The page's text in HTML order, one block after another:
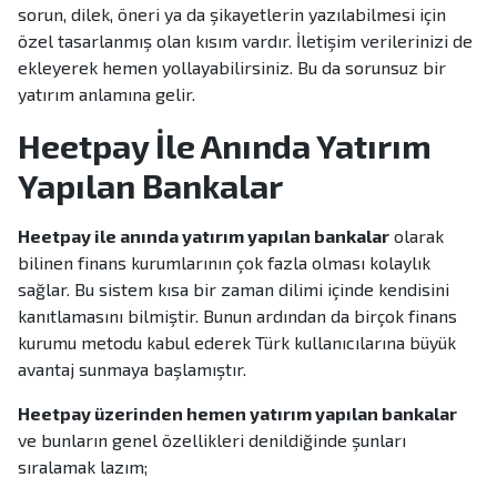
sorun, dilek, öneri ya da şikayetlerin yazılabilmesi için
özel tasarlanmış olan kısım vardır. İletişim verilerinizi de
ekleyerek hemen yollayabilirsiniz. Bu da sorunsuz bir
yatırım anlamına gelir.
Heetpay İle Anında Yatırım
Yapılan Bankalar
Heetpay ile anında yatırım yapılan bankalar olarak
bilinen finans kurumlarının çok fazla olması kolaylık
sağlar. Bu sistem kısa bir zaman dilimi içinde kendisini
kanıtlamasını bilmiştir. Bunun ardından da birçok finans
kurumu metodu kabul ederek Türk kullanıcılarına büyük
avantaj sunmaya başlamıştır.
Heetpay üzerinden hemen yatırım yapılan bankalar
ve bunların genel özellikleri denildiğinde şunları
sıralamak lazım;